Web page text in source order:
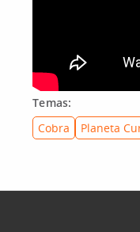
Temas:
Cobra
Planeta